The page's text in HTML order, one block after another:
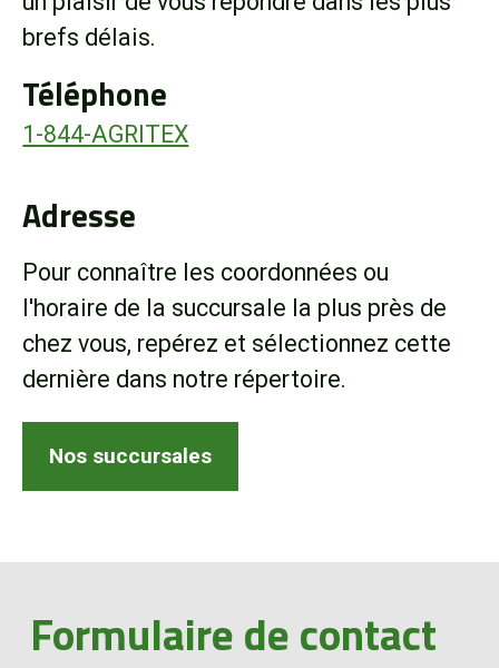
brefs délais.
Téléphone
1-844-AGRITEX
Adresse
Pour connaître les coordonnées ou
l'horaire de la succursale la plus près de
chez vous, repérez et sélectionnez cette
dernière dans notre répertoire.
Nos succursales
Formulaire de contact
À propos
Promotions
Carrières
Actualités
Nous joindre
EN